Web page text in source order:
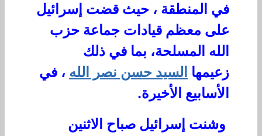
في المنطقة ، حيث قضت إسرائيل
على معظم قيادات جماعة حزب
الله المسلحة، بما في ذلك
زعيمها السيد حسن نصر الله ، في
الأسابيع الأخيرة.
وشنت إسرائيل صباح الاثنين